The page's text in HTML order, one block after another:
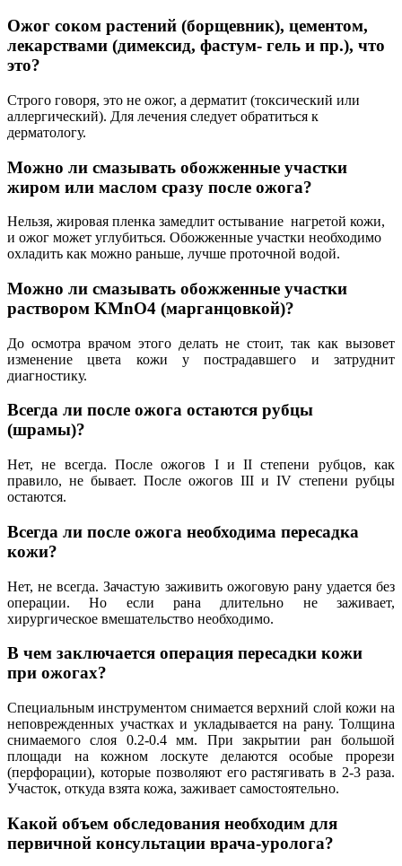
Ожог соком растений (борщевник), цементом,
лекарствами (димексид, фастум- гель и пр.), что
это?
Строго говоря, это не ожог, а дерматит (токсический или
аллергический). Для лечения следует обратиться к
дерматологу.
Можно ли смазывать обожженные участки
жиром или маслом сразу после ожога?
Нельзя, жировая пленка замедлит остывание нагретой кожи,
и ожог может углубиться. Обожженные участки необходимо
охладить как можно раньше, лучше проточной водой.
Можно ли смазывать обожженные участки
раствором KMnO4 (марганцовкой)?
До осмотра врачом этого делать не стоит, так как вызовет
изменение цвета кожи у пострадавшего и затруднит
диагностику.
Всегда ли после ожога остаются рубцы
(шрамы)?
Нет, не всегда. После ожогов I и II степени рубцов, как
правило, не бывает. После ожогов III и IV степени рубцы
остаются.
Всегда ли после ожога необходима пересадка
кожи?
Нет, не всегда. Зачастую заживить ожоговую рану удается без
операции. Но если рана длительно не заживает,
хирургическое вмешательство необходимо.
В чем заключается операция пересадки кожи
при ожогах?
Специальным инструментом снимается верхний слой кожи на
неповрежденных участках и укладывается на рану. Толщина
снимаемого слоя 0.2-0.4 мм. При закрытии ран большой
площади на кожном лоскуте делаются особые прорези
(перфорации), которые позволяют его растягивать в 2-3 раза.
Участок, откуда взята кожа, заживает самостоятельно.
Какой объем обследования необходим для
первичной консультации врача-уролога?